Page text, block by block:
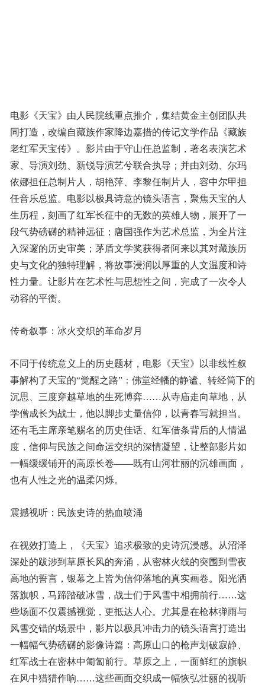
电影《天宝》由人民院线重点推介，集结黄金主创团队共
同打造，改编自藏族作家降边嘉措的传记文学作品《藏族
老红军天宝传》。影片由于守山任总监制，著名表演艺术
家、导演刘劲、新锐导演艺兮联合执导；并由刘劲、尔玛
依娜担任总制片人，胡艳萍、李黎任制片人，容中尔甲担
任音乐总监。电影以极具诗意的镜头语言，聚焦天宝的人
生历程，刻画了红军长征中的无数的英雄人物，展开了一
段气势磅礴的精神远征；唐国强作为艺术总监，为全片注
入深邃的历史审美；茅盾文学奖获得者阿来以其对藏族历
史与文化的独特理解，将故事浸润以厚重的人文温度和诗
性力量。让影片在艺术性与思想性之间，完成了一次令人
动容的平衡。
传奇叙事：冰火交织的革命岁月
不同于传统意义上的历史题材，电影《天宝》以非线性叙
事解构了天宝的“觉醒之路”：佛堂经幡的静谧、转经筒下的
沉思、三度穿越草地的生死博弈……从寺庙走向草地，从
学僧成长为战士，他以脚步丈量信仰，以青春写就担当。
还有毛主席亲笔赐名的历史佳话、红军借条背后的人情温
度，信仰与民族之间命运交织的深情凝望，让整部影片如
一幅缓缓铺开的高原长卷——既有山河壮丽的沉雄画面，
也有人性之光的温柔闪烁。
震撼视听：民族史诗的热血喷涌
在视效打造上，《天宝》追求极致的史诗沉浸感。从沼泽
深处的跋涉到草原长风的奔涌，从密林火线的突围到雪夜
高地的誓言，银幕之上皆为信仰落地的真实画卷。阳光洒
落旗帜，马蹄踏破冰雪，战士们于风雪中相拥前行……这
些场面不仅震撼视觉，更抵达人心。尤其是在枪林弹雨与
风雪交错的场景中，影片以极具冲击力的镜头语言打造出
一幅幅气势磅礴的影像诗篇：高原山口的枪声划破寂静、
红军战士在密林中匍匐前行。草原之上，一面鲜红的旗帜
在风中猎猎作响……这些画面交织成一幅恢弘壮丽的视听